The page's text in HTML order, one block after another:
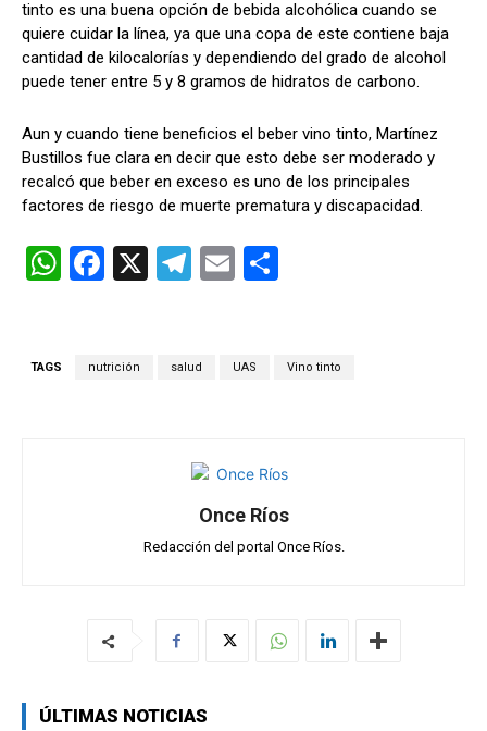
tinto es una buena opción de bebida alcohólica cuando se
quiere cuidar la línea, ya que una copa de este contiene baja
cantidad de kilocalorías y dependiendo del grado de alcohol
puede tener entre 5 y 8 gramos de hidratos de carbono.
Aun y cuando tiene beneficios el beber vino tinto, Martínez
Bustillos fue clara en decir que esto debe ser moderado y
recalcó que beber en exceso es uno de los principales
factores de riesgo de muerte prematura y discapacidad.
W F
b
X
T
gr
E
p
TAGS nutrición salud UAS Vino tinto
Once Ríos
Redacción del portal Once Ríos.
ÚLTIMAS NOTICIAS